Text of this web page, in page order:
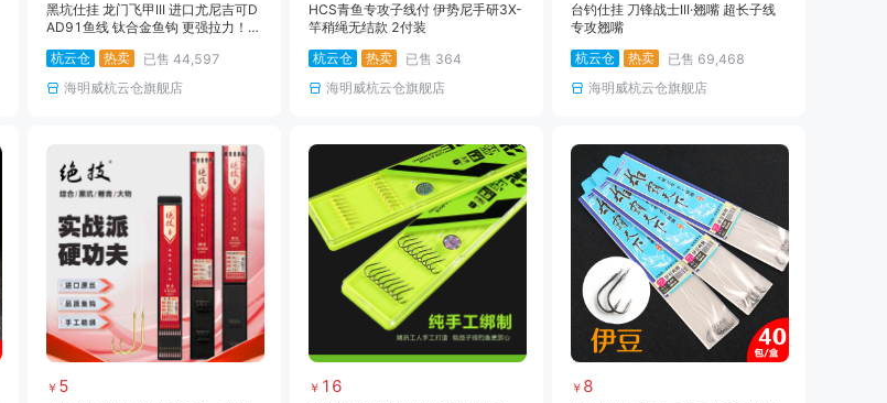
黑坑仕挂 龙门飞甲III 进口尤尼吉可D
AD91鱼线 钛合金鱼钩 更强拉力！
杭云仓
热卖 已售 44,597
海明威杭云仓旗舰店
HCS青鱼专攻子线付 伊势尼手研3X-
竿稍绳无结款 2付装
杭云仓
热卖 已售 364
海明威杭云仓旗舰店
台钓仕挂 刀锋战士III·翘嘴 超长子线
专攻翘嘴
杭云仓
热卖 已售 69,468
海明威杭云仓旗舰店
￥ 5 ￥ 16 ￥ 8